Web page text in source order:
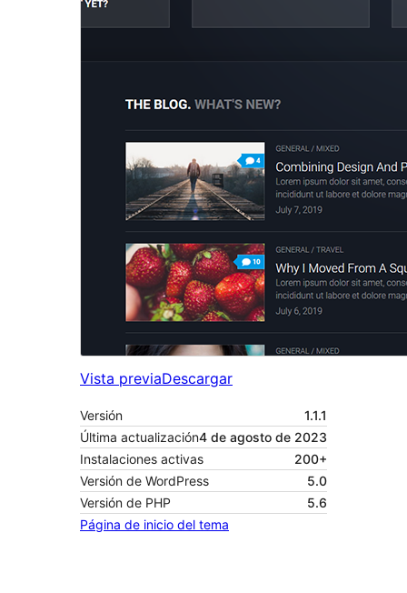
Vista previaDescargar
Versión
1.1.1
Última actualización4 de agosto de 2023
Instalaciones activas
200+
Versión de WordPress
5.0
Versión de PHP
5.6
Página de inicio del tema